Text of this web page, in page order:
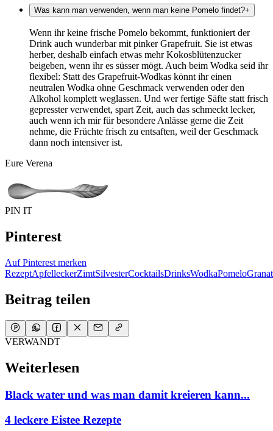
Was kann man verwenden, wenn man keine Pomelo findet?+
Wenn ihr keine frische Pomelo bekommt, funktioniert der
Drink auch wunderbar mit pinker Grapefruit. Sie ist etwas
herber, deshalb einfach etwas mehr Kokosblütenzucker
beigeben, wenn ihr es süsser mögt. Auch beim Wodka seid ihr
flexibel: Statt des Grapefruit-Wodkas könnt ihr einen
neutralen Wodka ohne Geschmack verwenden oder den
Alkohol komplett weglassen. Und wer fertige Säfte statt frisch
gepresster verwendet, spart Zeit, auch das schmeckt lecker,
auch wenn ich mir für besondere Anlässe gerne die Zeit
nehme, die Früchte frisch zu entsaften, weil der Geschmack
dann noch intensiver ist.
Eure Verena
PIN IT
Pinterest
Auf Pinterest merken
RezeptApfelleckerZimtSilvesterCocktailsDrinksWodkaPomelo
Beitrag teilen
VERWANDT
Weiterlesen
Black water und was man damit kreieren kann...
4 leckere Eistee Rezepte